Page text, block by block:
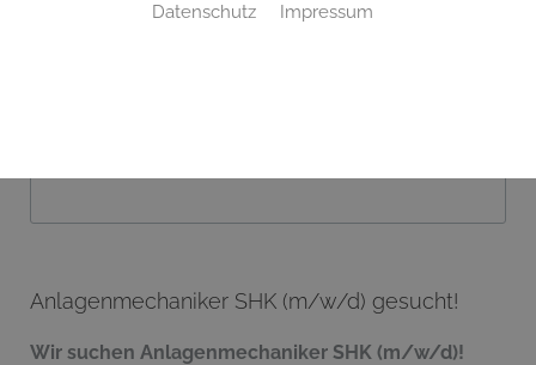
Anlagenmechaniker SHK (m/w/d) gesucht!
Wir suchen Anlagenmechaniker SHK (m/w/d)!
Datenschutz Impressum